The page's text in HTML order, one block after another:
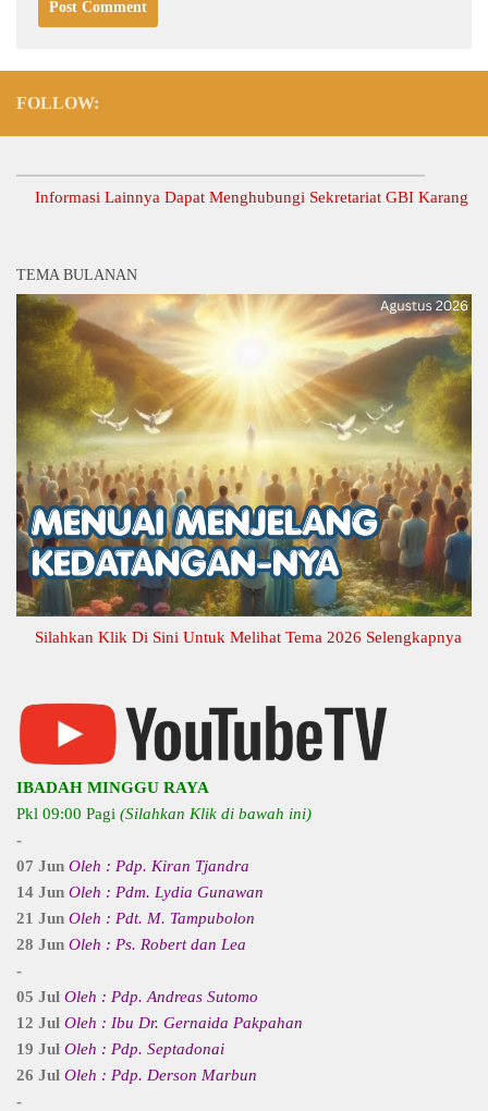
FOLLOW:
Lainnya Dapat Menghubungi Sekretariat GBI Karang Anyar.
TEMA BULANAN
Klik Di Sini Untuk Melihat Tema 2026 Selengkapnya
IBADAH MINGGU RAYA
Pkl 09:00 Pagi (Silahkan Klik di bawah ini)
-
07 Jun Oleh : Pdp. Kiran Tjandra
14 Jun Oleh : Pdm. Lydia Gunawan
21 Jun Oleh : Pdt. M. Tampubolon
28 Jun Oleh : Ps. Robert dan Lea
-
05 Jul Oleh : Pdp. Andreas Sutomo
12 Jul Oleh : Ibu Dr. Gernaida Pakpahan
19 Jul Oleh : Pdp. Septadonai
26 Jul Oleh : Pdp. Derson Marbun
-